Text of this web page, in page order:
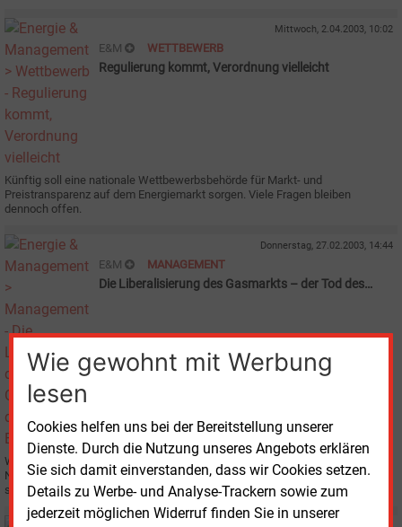
Wie gewohnt mit Werbung
lesen
Cookies helfen uns bei der Bereitstellung unserer
Dienste. Durch die Nutzung unseres Angebots erklären
Sie sich damit einverstanden, dass wir Cookies setzen.
Details zu Werbe- und Analyse-Trackern sowie zum
jederzeit möglichen Widerruf finden Sie in unserer
Mittwoch, 2.04.2003, 10:02
E&M WETTBEWERB
Regulierung kommt, Verordnung vielleicht
Künftig soll eine nationale Wettbewerbsbehörde für Markt- und
Preistransparenz auf dem Energiemarkt sorgen. Viele Fragen bleiben
dennoch offen.
Donnerstag, 27.02.2003, 14:44
E&M MANAGEMENT
Die Liberalisierung des Gasmarkts – der Tod des
Werden Energieberater mit der Liberalisierung des Gasmarktes überflüssig?
Nicht in jedem Fall, glauben Birgit Fratzke-Weiß* und Berthold Hannes*, aber
sie müssen bei ihrem Beratungs-Angebot kreativ sein.